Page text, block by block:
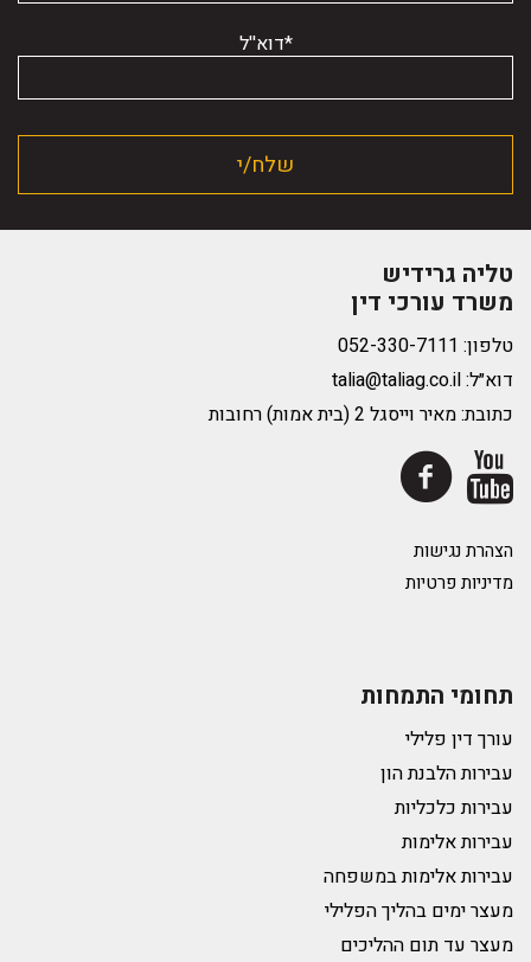
*דוא''ל
טליה גרידיש
משרד עורכי דין
טלפון:
דוא״ל:talia@taliag.co.il
כתובת: מאיר וייסגל 2 (בית אמות) רחובות
הצהרת נגישות
מדיניות פרטיות
תחומי התמחות
עורך דין פלילי
עבירות הלבנת הון
עבירות כלכליות
עבירות אלימות
עבירות אלימות במשפחה
מעצר ימים בהליך הפלילי
מעצר עד תום ההליכים